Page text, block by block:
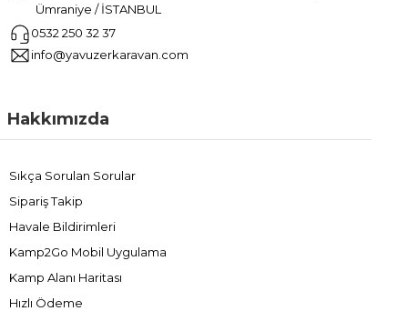
Ümraniye / İSTANBUL
0532 250 32 37
info@yavuzerkaravan.com
Hakkımızda
Sıkça Sorulan Sorular
Sipariş Takip
Havale Bildirimleri
Kamp2Go Mobil Uygulama
Kamp Alanı Haritası
Hızlı Ödeme